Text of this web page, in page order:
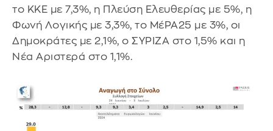
το ΚΚΕ με 7,3%, η Πλεύση Ελευθερίας με 5%, η
Φωνή Λογικής με 3,3%, το ΜέΡΑ25 με 3%, οι
Δημοκράτες με 2,1%, ο ΣΥΡΙΖΑ στο 1,5% και η
Νέα Αριστερά στο 1,1%.